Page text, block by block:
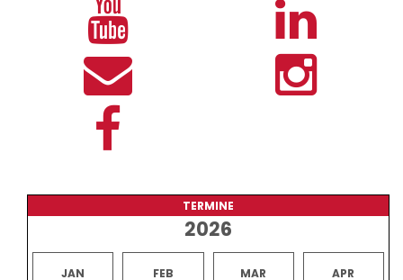
TERMINE
2026
JAN FEB MAR APR